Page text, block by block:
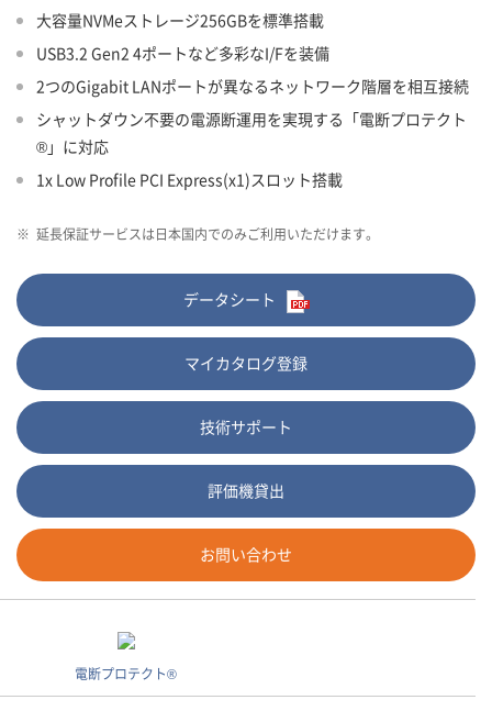
大容量NVMeストレージ256GBを標準搭載
USB3.2 Gen2 4ポートなど多彩なI/Fを装備
2つのGigabit LANポートが異なるネットワーク階層を相互接続
シャットダウン不要の電源断運用を実現する「電断プロテクト
®」に対応
1x Low Profile PCI Express(x1)スロット搭載
※ 延長保証サービスは日本国内でのみご利用いただけます。
データシート
マイカタログ登録
技術サポート
評価機貸出
お問い合わせ
電断プロテクト®